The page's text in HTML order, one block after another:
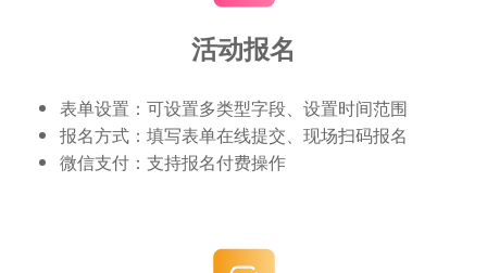
活动报名
表单设置：可设置多类型字段、设置时间范围
报名方式：填写表单在线提交、现场扫码报名
微信支付：支持报名付费操作